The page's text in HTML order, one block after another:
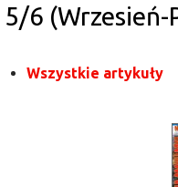
5/6 (Wrzesień-
Wszystkie artykuły